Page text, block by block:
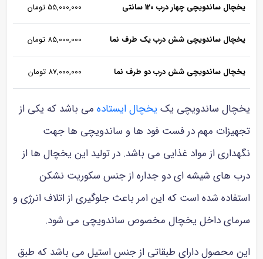
یخچال ساندویچی چهار درب 120 سانتی 55,000,000 تومان
یخچال ساندویچی شش درب یک طرف نما 85,000,000 تومان
یخچال ساندویچی شش درب دو طرف نما 87,000,000 تومان
یخچال ساندویچی یکیخچال ایستاده می باشد که یکی از
تجهیزات مهم در فست فود ها و ساندویچی ها جهت
نگهداری از مواد غذایی می باشد. در تولید این یخچال ها از
درب های شیشه ای دو جداره از جنس سکوریت نشکن
استفاده شده است که این امر باعث جلوگیری از اتلاف انرژی و
سرمای داخل یخچال مخصوص ساندویچی می شود.
این محصول دارای طبقاتی از جنس استیل می باشد که طبق